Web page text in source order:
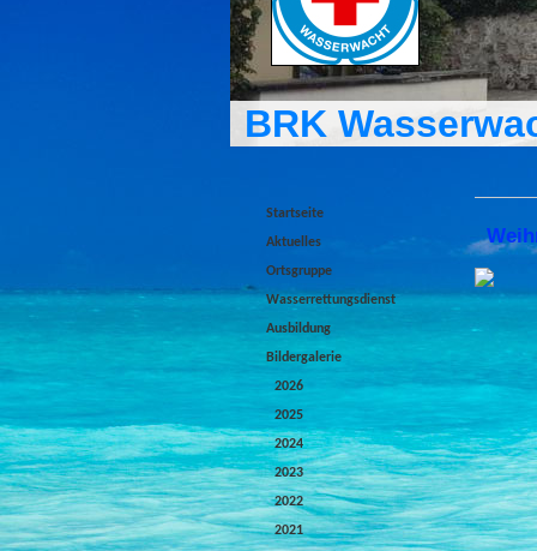
BRK
Startseite
Aktuelles
Ortsgruppe
Wasserrettungsdienst
Ausbildung
Bildergalerie
2026
2025
2024
2023
2022
2021